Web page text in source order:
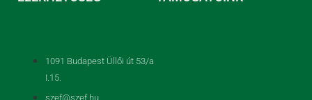
1091 Budapest Üllői út 53/a
I.15.
szef@szef.hu